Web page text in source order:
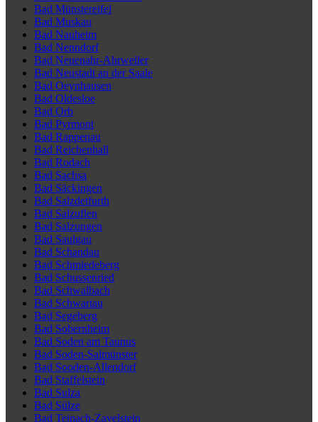
Bad Münstereifel
Bad Muskau
Bad Nauheim
Bad Nenndorf
Bad Neuenahr-Ahrweiler
Bad Neustadt an der Saale
Bad Oeynhausen
Bad Oldesloe
Bad Orb
Bad Pyrmont
Bad Rappenau
Bad Reichenhall
Bad Rodach
Bad Sachsa
Bad Säckingen
Bad Salzdetfurth
Bad Salzuflen
Bad Salzungen
Bad Saulgau
Bad Schandau
Bad Schmiedeberg
Bad Schussenried
Bad Schwalbach
Bad Schwartau
Bad Segeberg
Bad Sobernheim
Bad Soden am Taunus
Bad Soden-Salmünster
Bad Sooden-Allendorf
Bad Staffelstein
Bad Sulza
Bad Sülze
Bad Teinach-Zavelstein